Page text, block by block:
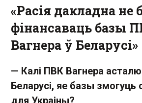
«Расія дакладна не
фінансаваць базы
Вагнера ў Беларусі»
— Калі ПВК Вагнера
Беларусі, яе базы змогуць
для Украіны?